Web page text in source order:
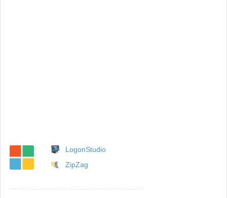
LogonStudio
ZipZag